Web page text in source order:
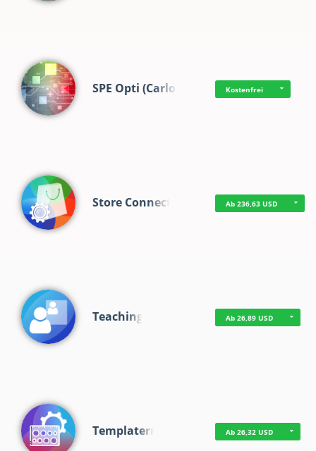
SPE Opti (Carlo) Kostenfrei
Store Connect Ab 236,63 USD
Teaching Ab 26,89 USD
Templaterr Ab 26,32 USD